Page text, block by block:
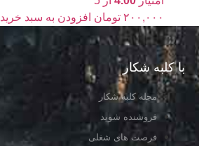
۲۰۰,۰۰۰ تومان افزودن به سبد خرید
با کلبه شکار
مجله کلبه شکار
فروشنده شوید
فرصت های شغلی